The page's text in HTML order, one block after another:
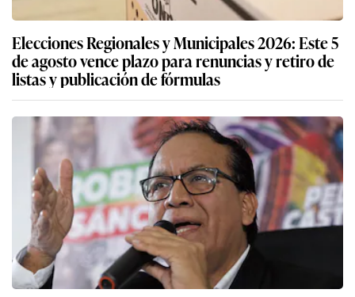
Elecciones Regionales y Municipales 2026: Este 5
de agosto vence plazo para renuncias y retiro de
listas y publicación de fórmulas